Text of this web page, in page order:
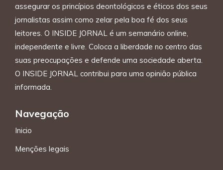
assegurar os princípios deontológicos e éticos dos seus
jornalistas assim como zelar pela boa fé dos seus
leitores. O INSIDE JORNAL é um semanário online,
independente e livre. Coloca a liberdade no centro das
suas preocupações e defende uma sociedade aberta.
O INSIDE JORNAL contribui para uma opinião pública
informada.
Navegação
Inicio
Menções legais